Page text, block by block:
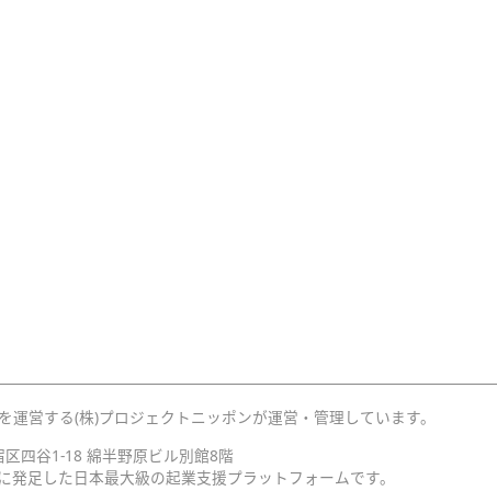
を運営する(株)プロジェクトニッポンが運営・管理しています。
四谷1-18 綿半野原ビル別館8階
足した日本最大級の起業支援プラットフォームです。